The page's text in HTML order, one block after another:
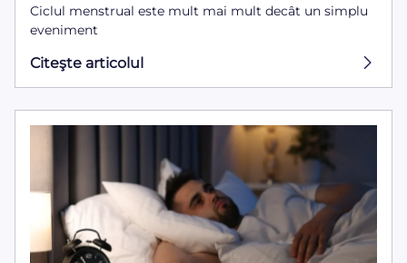
Ciclul menstrual este mult mai mult decât un simplu
eveniment
Citeşte articolul